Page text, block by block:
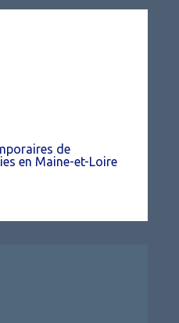
de
en Maine-et-Loire